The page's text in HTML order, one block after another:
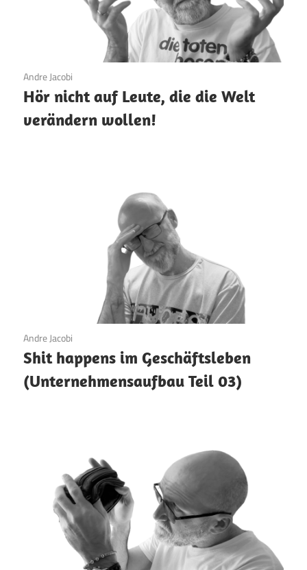
19. März 2026
Andre Jacobi
Hör nicht auf Leute, die die Welt
verändern wollen!
9. März 2026
Andre Jacobi
Shit happens im Geschäftsleben
(Unternehmensaufbau Teil 03)